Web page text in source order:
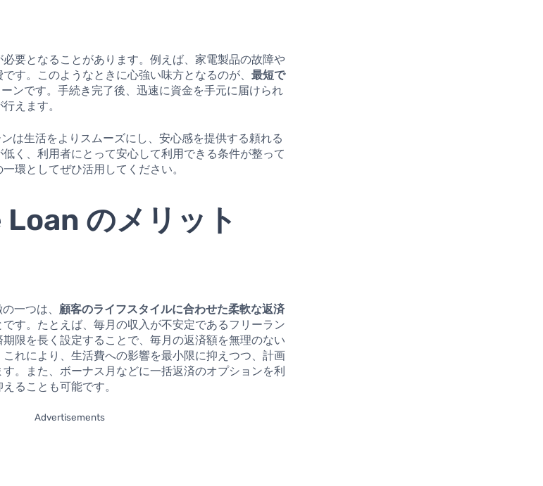
要となることがあります。例えば、家電製品の故障や
す。このようなときに心強い味方となるのが、最短で
ンです。手続き完了後、迅速に資金を手元に届けられ
えます。
は生活をよりスムーズにし、安心感を提供する頼れる
く、利用者にとって安心して利用できる条件が整って
環としてぜひ活用してください。
のメリット
一つは、 顧客のライフスタイルに合わせた柔軟な返済
です。たとえば、毎月の収入が不安定であるフリーラン
限を長く設定することで、毎月の返済額を無理のない
れにより、生活費への影響を最小限に抑えつつ、計画
。また、ボーナス月などに一括返済のオプションを利
ることも可能です。
Advertisements